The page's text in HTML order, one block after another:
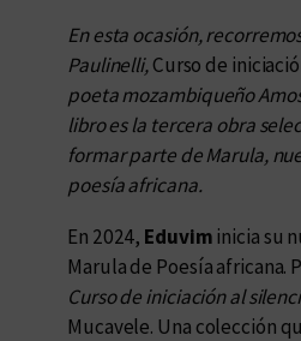
En esta ocasión,
Paulinelli,Curso de
poeta mozambiqueño
libro es la tercera obra
formar parte de Marula,
poesía africana.
En 2024, Eduvim inicia su
Marula de Poesía africana.
Curso de iniciación al
Mucavele. Una colección